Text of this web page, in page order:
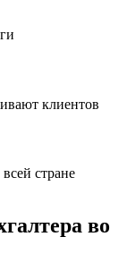
клиентов
стране
во